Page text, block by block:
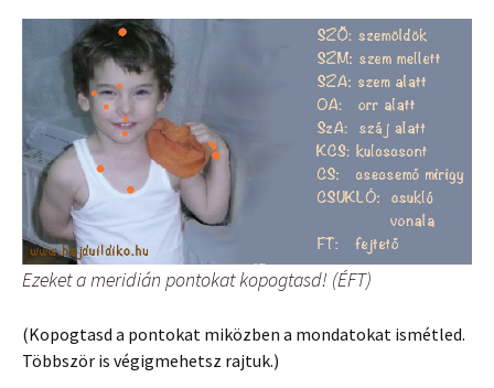
Ezeket a meridián pontokat kopogtasd! (ÉFT)
(Kopogtasd a pontokat miközben a mondatokat ismétled.
Többször is végigmehetsz rajtuk.)